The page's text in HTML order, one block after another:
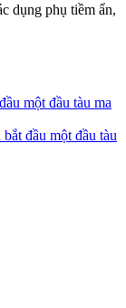
dụng phụ tiềm ẩn,
một đầu tàu ma
đầu một đầu tàu